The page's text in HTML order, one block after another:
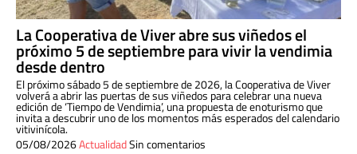
La Cooperativa de Viver abre sus viñedos el
próximo 5 de septiembre para vivir la vendimia
desde dentro
El próximo sábado 5 de septiembre de 2026, la Cooperativa de Viver
volverá a abrir las puertas de sus viñedos para celebrar una nueva
edición de ‘Tiempo de Vendimia’, una propuesta de enoturismo que
invita a descubrir uno de los momentos más esperados del calendario
vitivinícola.
05/08/2026ActualidadSin comentarios